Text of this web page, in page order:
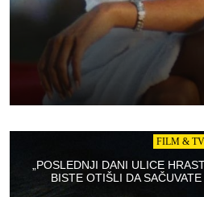
FILM & TV
„POSLEDNJI DANI ULICE
BISTE OTIŠLI DA